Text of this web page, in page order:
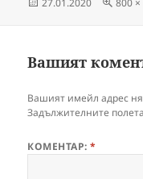
27.01.2020 800
Вашият
Вашият имейл адрес
Задължителните
КОМЕНТАР:*